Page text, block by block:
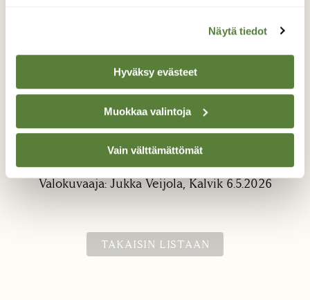
Näytä tiedot
Hyväksy evästeet
Muokkaa valintoja
Vain välttämättömät
Kanadanhanhi
Vuosaari, Kalvik. Lintuja tarkkailemassa.
Valokuvaaja: Jukka Veijola, Kalvik 6.5.2026
TAKAISIN LISTAAN